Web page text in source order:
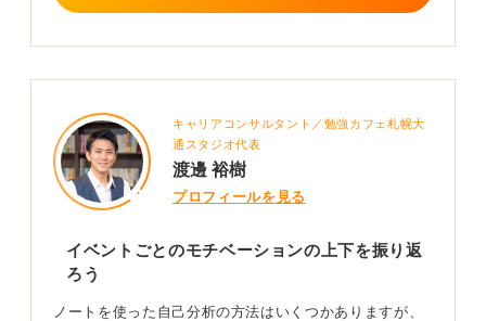
ていきましょう。そして、あなたの記憶だけでは曖昧な
うだった？」とたずねてみる「取材」もおすすめです。
他人の客観的な視点を取り入れることで、より多角的に
自分を理解し、自己分析を深められるでしょう。
0
キャリアコンサルタント／勉強カフェ札幌大
通スタジオ代表
渡邊 裕樹
プロフィールを見る
イベントごとのモチベーションの上下を振り返
ろう
ノートを使った自己分析の方法はいくつかありますが、